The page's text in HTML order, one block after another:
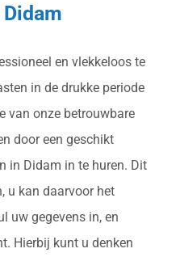
en vlekkeloos te
in de drukke periode
van onze betrouwbare
door een geschikt
in Didam in te huren. Dit
u kan daarvoor het
uw gegevens in, en
Hierbij kunt u denken